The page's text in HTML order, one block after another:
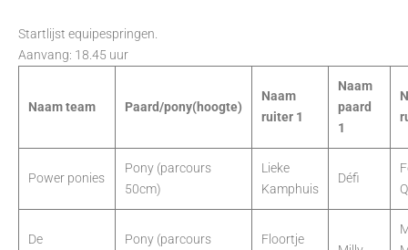
Startlijst equipespringen.
Aanvang: 18.45 uur
Naam team Paard/pony(hoogte)
Naam
ruiter 1
Naam
paard
1
Power ponies
Pony (parcours
50cm)
Lieke
Kamphuis
Défi
De
Pony (parcours
Floortje